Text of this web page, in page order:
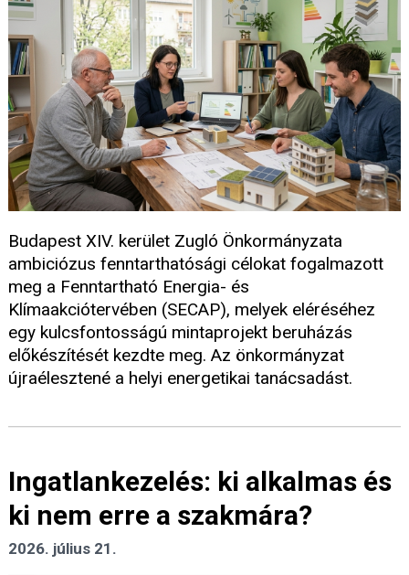
Budapest XIV. kerület Zugló Önkormányzata
ambiciózus fenntarthatósági célokat fogalmazott
meg a Fenntartható Energia- és
Klímaakciótervében (SECAP), melyek eléréséhez
egy kulcsfontosságú mintaprojekt beruházás
előkészítését kezdte meg. Az önkormányzat
újraélesztené a helyi energetikai tanácsadást.
Ingatlankezelés: ki alkalmas és
ki nem erre a szakmára?
2026. július 21.